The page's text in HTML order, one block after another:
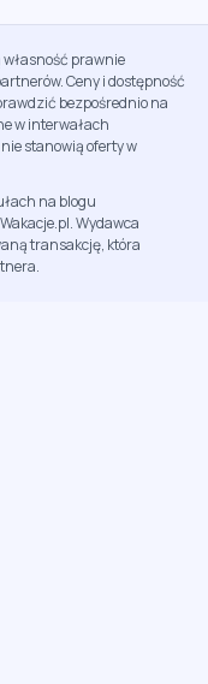
własność prawnie
Ceny i dostępność
bezpośrednio na
w interwałach
stanowią oferty w
na blogu
Wydawca
transakcję, która